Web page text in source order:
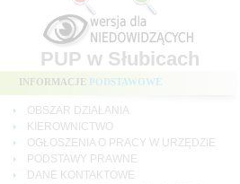
PUP w Słubicach
INFORMACJE PODSTAWOWE
OBSZAR DZIAŁANIA
KIEROWNICTWO
OGŁOSZENIA O PRACY W URZĘDZIE
PODSTAWY PRAWNE
DANE KONTAKTOWE